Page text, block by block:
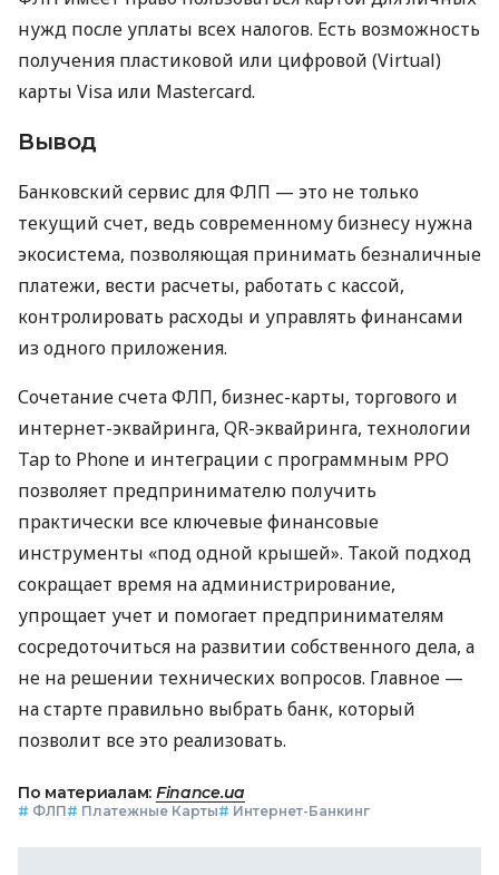
нужд после уплаты всех налогов. Есть возможность
получения пластиковой или цифровой (Virtual)
карты Visa или Mastercard.
Вывод
Банковский сервис для ФЛП — это не только
текущий счет, ведь современному бизнесу нужна
экосистема, позволяющая принимать безналичные
платежи, вести расчеты, работать с кассой,
контролировать расходы и управлять финансами
из одного приложения.
Сочетание счета ФЛП, бизнес-карты, торгового и
интернет-эквайринга, QR-эквайринга, технологии
Tap to Phone и интеграции с программным РРО
позволяет предпринимателю получить
практически все ключевые финансовые
инструменты «под одной крышей». Такой подход
сокращает время на администрирование,
упрощает учет и помогает предпринимателям
сосредоточиться на развитии собственного дела, а
не на решении технических вопросов. Главное —
на старте правильно выбрать банк, который
позволит все это реализовать.
По материалам: Finance.ua
# ФЛП# Платежные Карты# Интернет-Банкинг